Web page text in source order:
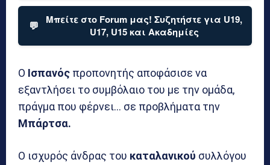
💬
Μπείτε στο Forum μας! Συζητήστε για U19,
U17, U15 και Ακαδημίες
Ο Ισπανός προπονητής αποφάσισε να
εξαντλήσει το συμβόλαιο του με την ομάδα,
πράγμα που φέρνει… σε προβλήματα την
Μπάρτσα.
Ο ισχυρός άνδρας του καταλανικού συλλόγου